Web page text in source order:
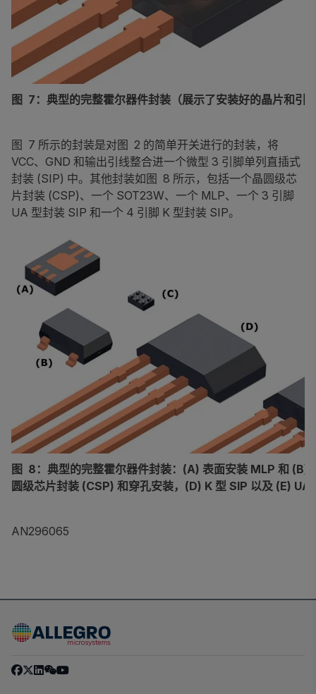
图 7：典型的完整霍尔器件封装（展示了安装好的晶片和引
图 7 所示的封装是对图 2 的简单开关进行的封装，将
VCC、GND 和输出引线整合进一个微型 3 引脚单列直插式
封装 (SIP) 中。其他封装如图 8 所示，包括一个晶圆级芯
片封装 (CSP)、一个 SOT23W、一个 MLP、一个 3 引脚
UA 型封装 SIP 和一个 4 引脚 K 型封装 SIP。
图 8：典型的完整霍尔器件封装：(A) 表面安装 MLP 和 (B)
圆级芯片封装 (CSP) 和穿孔安装，(D) K 型 SIP 以及 (E) UA
AN296065